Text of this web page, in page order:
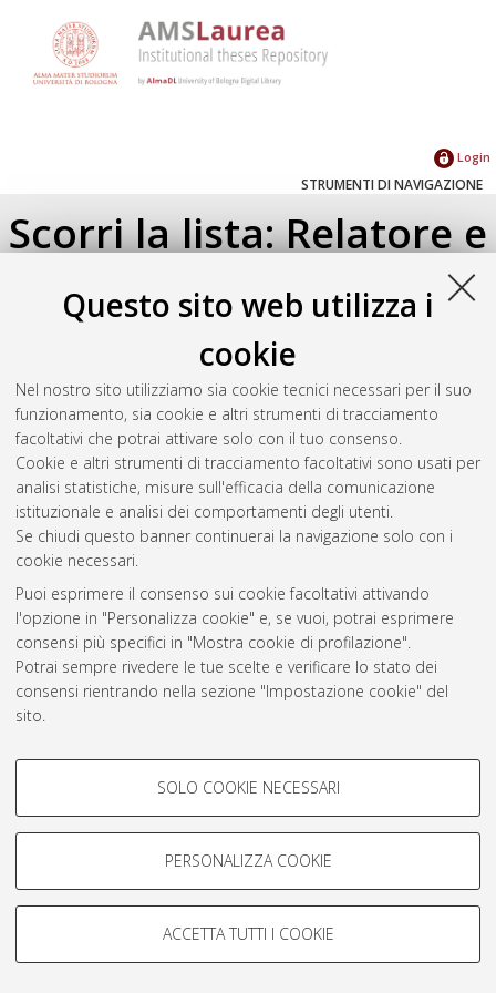
Questo sito web utilizza i
cookie
Nel nostro sito utilizziamo sia cookie tecnici necessari per il suo
funzionamento, sia cookie e altri strumenti di tracciamento
facoltativi che potrai attivare solo con il tuo consenso.
Cookie e altri strumenti di tracciamento facoltativi sono usati per
analisi statistiche, misure sull'efficacia della comunicazione
istituzionale e analisi dei comportamenti degli utenti.
Se chiudi questo banner continuerai la navigazione solo con i
cookie necessari.
Puoi esprimere il consenso sui cookie facoltativi attivando
l'opzione in "Personalizza cookie" e, se vuoi, potrai esprimere
consensi più specifici in "Mostra cookie di profilazione".
Potrai sempre rivedere le tue scelte e verificare lo stato dei
consensi rientrando nella sezione "Impostazione cookie" del
sito.
COOKIE DI PROFILAZIONE -
Si tratta di cookie utilizzati per analizzare le caratteristiche della
navigazione degli utenti, creare profili in base al loro comportamento
Mostra cookie di profilazione
COOKIE TECNICI - NECESSARI
SOLO COOKIE NECESSARI
PERSONALIZZA COOKIE
ACCETTA TUTTI I COOKIE
Login
STRUMENTI DI NAVIGAZIONE
Scorri la lista: Relatore e
Correlatore
Seleziona un valore dall'elenco sottostante.
2018(1)
Atom
Rss 1.0
Rss 2.0
AMS Laurea
Servizio implementato e gestito da AlmaDL
Impostazioni Cookie
© ALMA MATER STUDIORUM - Università di Bologna, 2007-2026.